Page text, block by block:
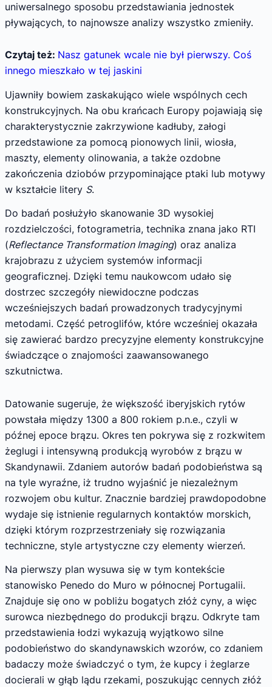
uniwersalnego sposobu przedstawiania jednostek
pływających, to najnowsze analizy wszystko zmieniły.
Czytaj też: Nasz gatunek wcale nie był pierwszy. Coś
innego mieszkało w tej jaskini
Ujawniły bowiem zaskakująco wiele wspólnych cech
konstrukcyjnych. Na obu krańcach Europy pojawiają się
charakterystycznie zakrzywione kadłuby, załogi
przedstawione za pomocą pionowych linii, wiosła,
maszty, elementy olinowania, a także ozdobne
zakończenia dziobów przypominające ptaki lub motywy
w kształcie litery S.
Do badań posłużyło skanowanie 3D wysokiej
rozdzielczości, fotogrametria, technika znana jako RTI
(Reflectance Transformation Imaging) oraz analiza
krajobrazu z użyciem systemów informacji
geograficznej. Dzięki temu naukowcom udało się
dostrzec szczegóły niewidoczne podczas
wcześniejszych badań prowadzonych tradycyjnymi
metodami. Część petroglifów, które wcześniej okazała
się zawierać bardzo precyzyjne elementy konstrukcyjne
świadczące o znajomości zaawansowanego
szkutnictwa.
Datowanie sugeruje, że większość iberyjskich rytów
powstała między 1300 a 800 rokiem p.n.e., czyli w
późnej epoce brązu. Okres ten pokrywa się z rozkwitem
żeglugi i intensywną produkcją wyrobów z brązu w
Skandynawii. Zdaniem autorów badań podobieństwa są
na tyle wyraźne, iż trudno wyjaśnić je niezależnym
rozwojem obu kultur. Znacznie bardziej prawdopodobne
wydaje się istnienie regularnych kontaktów morskich,
dzięki którym rozprzestrzeniały się rozwiązania
techniczne, style artystyczne czy elementy wierzeń.
Na pierwszy plan wysuwa się w tym kontekście
stanowisko Penedo do Muro w północnej Portugalii.
Znajduje się ono w pobliżu bogatych złóż cyny, a więc
surowca niezbędnego do produkcji brązu. Odkryte tam
przedstawienia łodzi wykazują wyjątkowo silne
podobieństwo do skandynawskich wzorów, co zdaniem
badaczy może świadczyć o tym, że kupcy i żeglarze
docierali w głąb lądu rzekami, poszukując cennych złóż